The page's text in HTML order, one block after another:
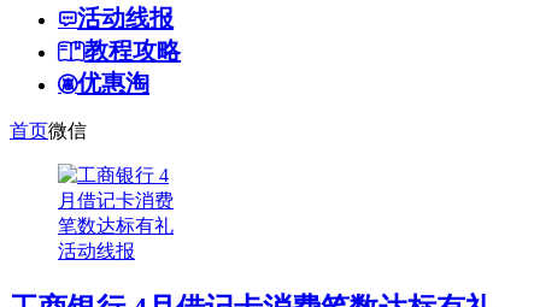
活动线报
教程攻略
优惠淘
首页微信
活动线报